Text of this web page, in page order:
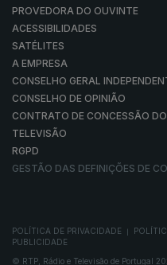
PROVEDORA DO OUVINTE
ACESSIBILIDADES
SATÉLITES
A EMPRESA
CONSELHO GERAL
CONSELHO DE OPINIÃO
CONTRATO DE CONCESSÃO
TELEVISÃO
RGPD
GESTÃO DAS DEFINIÇÕES DE
POLÍTICA DE PRIVACIDADE
PUBLICIDADE
© RTP, Rádio e Televisão de Portugal